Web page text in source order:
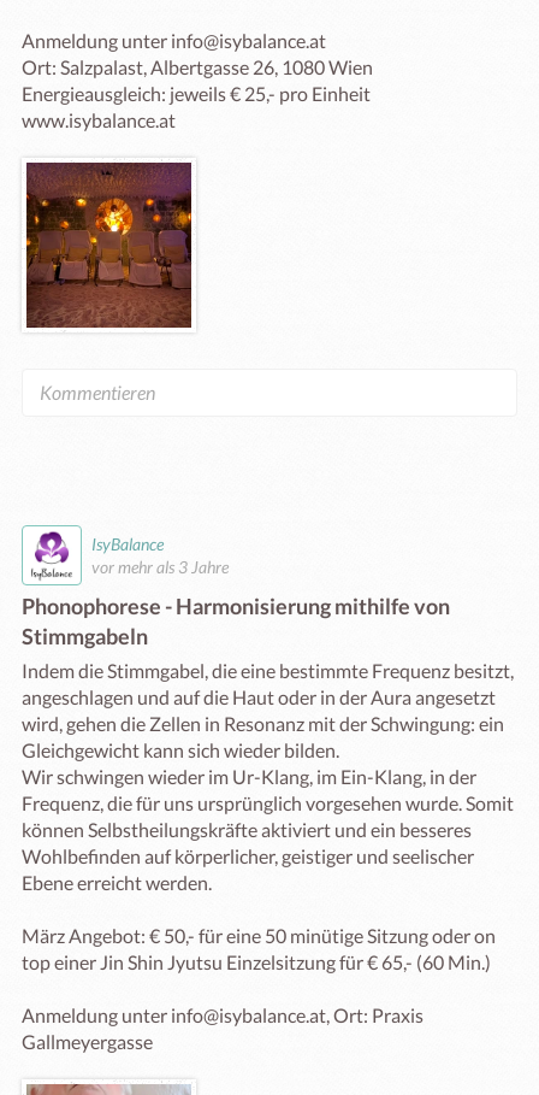
Anmeldung unter info@isybalance.at
Ort: Salzpalast, Albertgasse 26, 1080 Wien
Energieausgleich: jeweils € 25,- pro Einheit
www.isybalance.at
IsyBalance
vor mehr als 3 Jahre
Phonophorese - Harmonisierung mithilfe von
Stimmgabeln
Indem die Stimmgabel, die eine bestimmte Frequenz besitzt,
angeschlagen und auf die Haut oder in der Aura angesetzt
wird, gehen die Zellen in Resonanz mit der Schwingung: ein
Gleichgewicht kann sich wieder bilden.
Wir schwingen wieder im Ur-Klang, im Ein-Klang, in der
Frequenz, die für uns ursprünglich vorgesehen wurde. Somit
können Selbstheilungskräfte aktiviert und ein besseres
Wohlbefinden auf körperlicher, geistiger und seelischer
Ebene erreicht werden.
März Angebot: € 50,- für eine 50 minütige Sitzung oder on
top einer Jin Shin Jyutsu Einzelsitzung für € 65,- (60 Min.)
Anmeldung unter info@isybalance.at, Ort: Praxis
Gallmeyergasse